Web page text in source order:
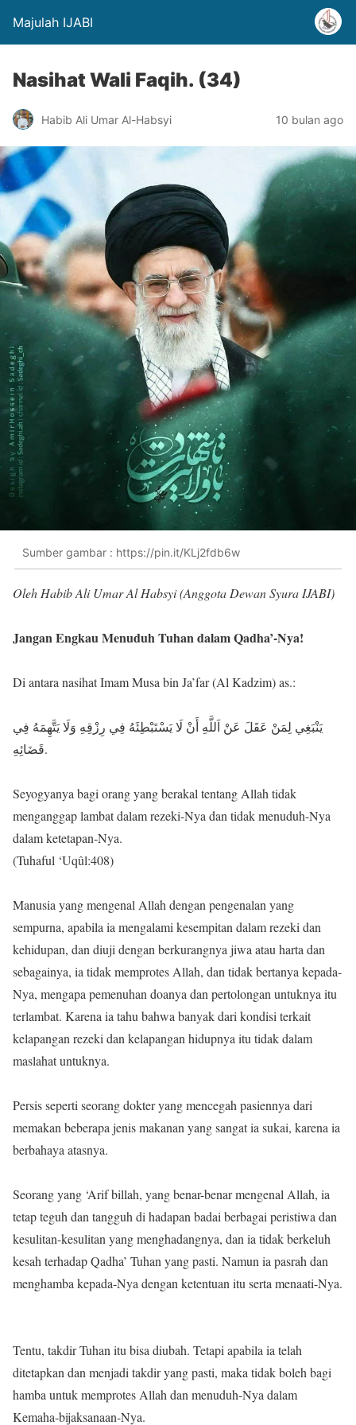
Majulah IJABI
Nasihat Wali Faqih. (34)
Habib Ali Umar Al-Habsyi 10 bulan ago
Sumber gambar : https://pin.it/KLj2fdb6w
Oleh Habib Ali Umar Al Habsyi (Anggota Dewan Syura IJABI)
Jangan Engkau Menuduh Tuhan dalam Qadha’-Nya!
Di antara nasihat Imam Musa bin Ja’far (Al Kadzim) as.:
يَنْبَغِي لِمَنْ عَقَلَ عَنْ اَللَّهِ أَنْ لَا يَسْتَبْطِئَهُ فِي رِزْقِهِ وَلَا يَتَّهِمَهُ فِي
قَضَائِهِ.
Seyogyanya bagi orang yang berakal tentang Allah tidak
menganggap lambat dalam rezeki-Nya dan tidak menuduh-Nya
dalam ketetapan-Nya.
(Tuhaful ‘Uqûl:408)
Manusia yang mengenal Allah dengan pengenalan yang
sempurna, apabila ia mengalami kesempitan dalam rezeki dan
kehidupan, dan diuji dengan berkurangnya jiwa atau harta dan
sebagainya, ia tidak memprotes Allah, dan tidak bertanya kepada-
Nya, mengapa pemenuhan doanya dan pertolongan untuknya itu
terlambat. Karena ia tahu bahwa banyak dari kondisi terkait
kelapangan rezeki dan kelapangan hidupnya itu tidak dalam
maslahat untuknya.
Persis seperti seorang dokter yang mencegah pasiennya dari
memakan beberapa jenis makanan yang sangat ia sukai, karena ia
berbahaya atasnya.
Seorang yang ‘Arif billah, yang benar-benar mengenal Allah, ia
tetap teguh dan tangguh di hadapan badai berbagai peristiwa dan
kesulitan-kesulitan yang menghadangnya, dan ia tidak berkeluh
kesah terhadap Qadha’ Tuhan yang pasti. Namun ia pasrah dan
menghamba kepada-Nya dengan ketentuan itu serta menaati-Nya.
Tentu, takdir Tuhan itu bisa diubah. Tetapi apabila ia telah
ditetapkan dan menjadi takdir yang pasti, maka tidak boleh bagi
hamba untuk memprotes Allah dan menuduh-Nya dalam
Kemaha-bijaksanaan-Nya.